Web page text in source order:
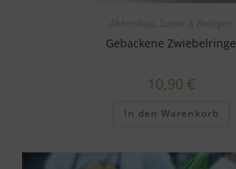
Abholshop , Salate & Beilagen
Gebackene Zwiebelringe
10,90 €
In den Warenkorb